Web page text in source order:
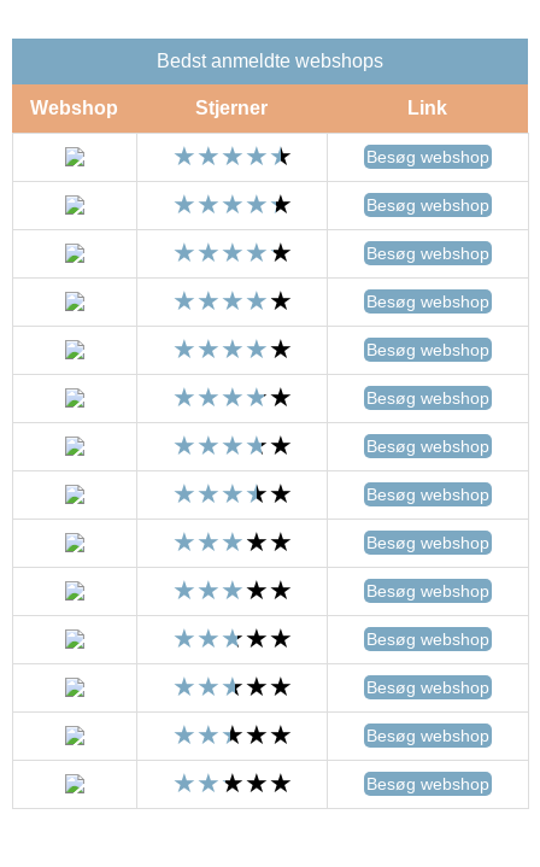
Bedst anmeldte webshops
Webshop Stjerner Link
Besøg webshop
Besøg webshop
Besøg webshop
Besøg webshop
Besøg webshop
Besøg webshop
Besøg webshop
Besøg webshop
Besøg webshop
Besøg webshop
Besøg webshop
Besøg webshop
Besøg webshop
Besøg webshop